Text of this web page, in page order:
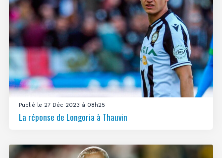
Publié le 27 Déc 2023 à 08h25
La réponse de Longoria à Thauvin